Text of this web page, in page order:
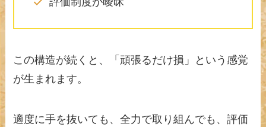
この構造が続くと、「頑張るだけ損」という感覚
が生まれます。
適度に手を抜いても、全力で取り組んでも、評価